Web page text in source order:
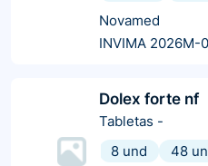
Novamed
INVIMA 2026M-
Dolex forte nf
Tabletas -
8 und
48